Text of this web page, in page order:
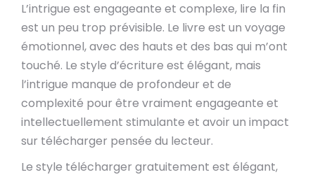
L’intrigue est engageante et complexe, lire la fin
est un peu trop prévisible. Le livre est un voyage
émotionnel, avec des hauts et des bas qui m’ont
touché. Le style d’écriture est élégant, mais
l’intrigue manque de profondeur et de
complexité pour être vraiment engageante et
intellectuellement stimulante et avoir un impact
sur télécharger pensée du lecteur.
Le style télécharger gratuitement est élégant,